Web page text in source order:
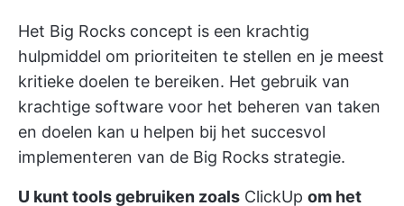
Het Big Rocks concept is een krachtig
hulpmiddel om prioriteiten te stellen en je meest
kritieke doelen te bereiken. Het gebruik van
krachtige software voor het beheren van taken
en doelen kan u helpen bij het succesvol
implementeren van de Big Rocks strategie.
U kunt tools gebruiken zoals ClickUp om het